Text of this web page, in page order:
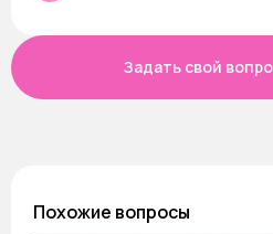
Задать свой
Похожие вопросы